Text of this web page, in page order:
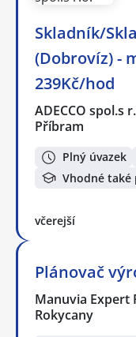
Skladník/
(Dobrovíz) -
239Kč/hod
ADECCO spol.s
Příbram
Plný úvazek
Vhodné také
včerejší
Plánovač
Manuvia Expert
Rokycany